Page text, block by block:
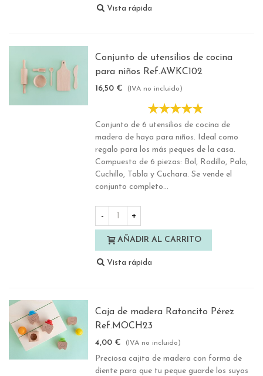
Vista rápida
Conjunto de utensilios de cocina
para niños Ref.AWKC102
16,50 € (IVA no incluido)
Conjunto de 6 utensilios de cocina de
madera de haya para niños. Ideal como
regalo para los más peques de la casa.
Compuesto de 6 piezas: Bol, Rodillo, Pala,
Cuchillo, Tabla y Cuchara. Se vende el
conjunto completo...
- +
AÑADIR AL CARRITO
Vista rápida
Caja de madera Ratoncito Pérez
Ref.MOCH23
4,00 € (IVA no incluido)
Preciosa cajita de madera con forma de
diente para que tu peque guarde los suyos